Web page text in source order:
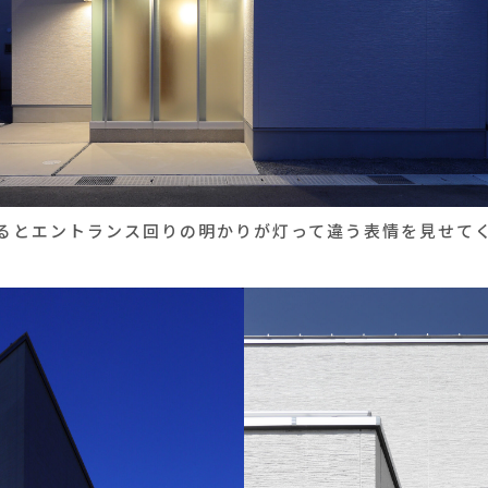
とエントランス回りの明かりが灯って違う表情を見せて